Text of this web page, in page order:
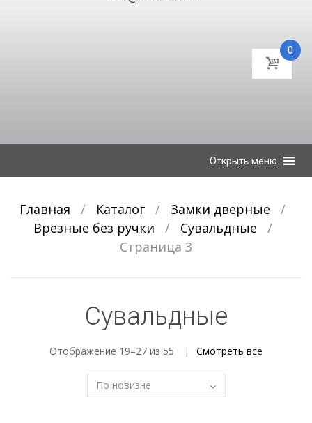
0
Открыть меню
Главная / Каталог / Замки дверные
/
Врезные без ручки
/ Сувальдные
/
Страница 3
Сувальдные
Отображение 19–27 из 55 Смотреть всё